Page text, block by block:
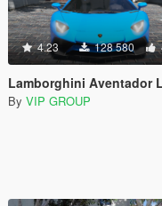
4.23 128 580
Lamborghini Aventador LP750-4 SV [Add-On /
By VIP GROUP